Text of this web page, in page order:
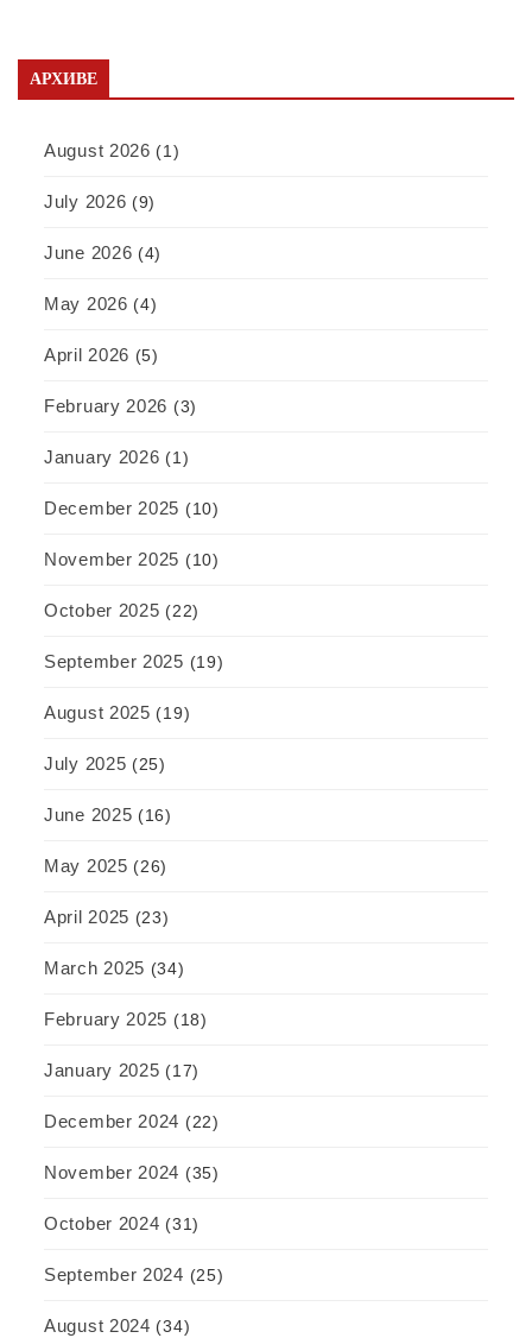
АРХИВЕ
August 2026 (1)
July 2026 (9)
June 2026 (4)
May 2026 (4)
April 2026 (5)
February 2026 (3)
January 2026 (1)
December 2025 (10)
November 2025 (10)
October 2025 (22)
September 2025 (19)
August 2025 (19)
July 2025 (25)
June 2025 (16)
May 2025 (26)
April 2025 (23)
March 2025 (34)
February 2025 (18)
January 2025 (17)
December 2024 (22)
November 2024 (35)
October 2024 (31)
September 2024 (25)
August 2024 (34)